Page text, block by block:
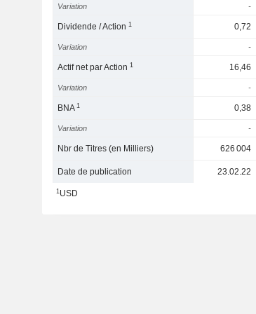
Variation -
Dividende / Action1 0,72
Variation -
Actif net par Action1 16,46
Variation -
BNA1 0,38
Variation -
Nbr de Titres (en Milliers) 626 004
Date de publication 23.02.22
1USD